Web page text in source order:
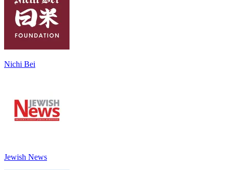
Nichi Bei
Jewish News